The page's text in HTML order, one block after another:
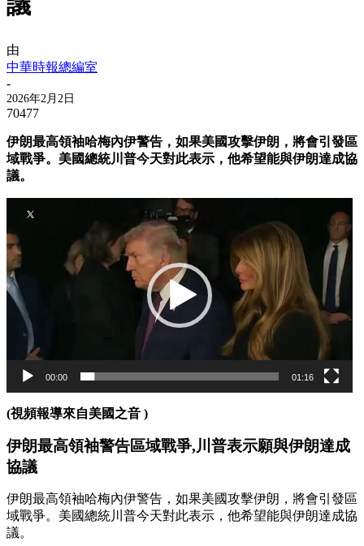
由
中華時報總編室
-
2026年2月2日
70477
伊朗最高領袖哈梅內伊警告，如果美國攻擊伊朗，將會引發區
域戰爭。美國總統川普今天對此表示，他希望能與伊朗達成協
議。
播
放
器
00:00 01:16
(視頻報導來自美國之音 )
伊朗最高領袖警告區域戰爭,川普表示願與伊朗達成
協議
伊朗最高領袖哈梅內伊警告，如果美國攻擊伊朗，將會引發區
域戰爭。美國總統川普今天對此表示，他希望能與伊朗達成協
議。